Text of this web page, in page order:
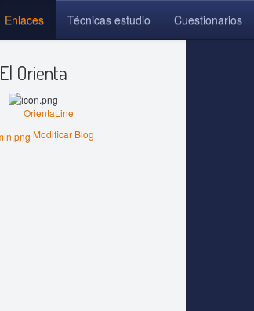
Enlaces Técnicas estudio Cuestionarios
El Orienta
OrientaLine
Modificar Blog